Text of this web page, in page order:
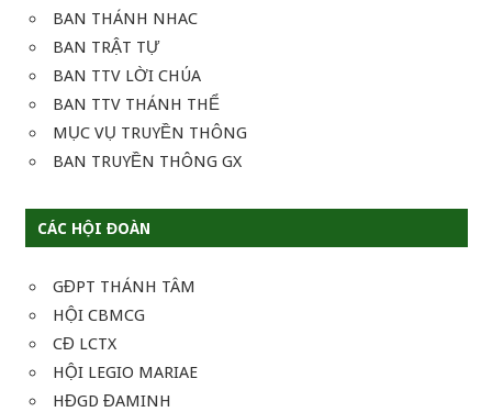
BAN THÁNH NHAC
BAN TRẬT TỰ
BAN TTV LỜI CHÚA
BAN TTV THÁNH THỂ
MỤC VỤ TRUYỀN THÔNG
BAN TRUYỀN THÔNG GX
CÁC HỘI ĐOÀN
GĐPT THÁNH TÂM
HỘI CBMCG
CĐ LCTX
HỘI LEGIO MARIAE
HĐGD ĐAMINH